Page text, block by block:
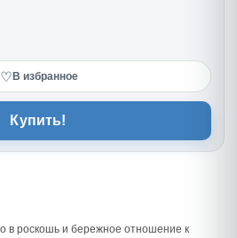
♡ В избранное
Купить!
в роскошь и бережное отношение к